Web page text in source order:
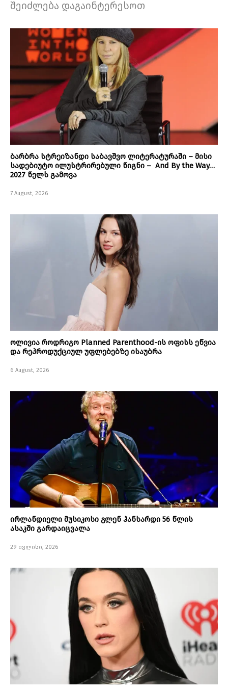
შეიძლება დაგაინტერესოთ
ბარბრა სტრეიზანდი საბავშვო ლიტერატურაში – მისი
სადებიუტო ილუსტრირებული წიგნი – And By the Way…
2027 წელს გამოვა
7 August, 2026
ოლივია როდრიგო Planned Parenthood-ის ოფისს ეწვია
და რეპროდუქციულ უფლებებზე ისაუბრა
6 August, 2026
ირლანდიელი მუსიკოსი გლენ ჰანსარდი 56 წლის
ასაკში გარდაიცვალა
29 ივლისი, 2026